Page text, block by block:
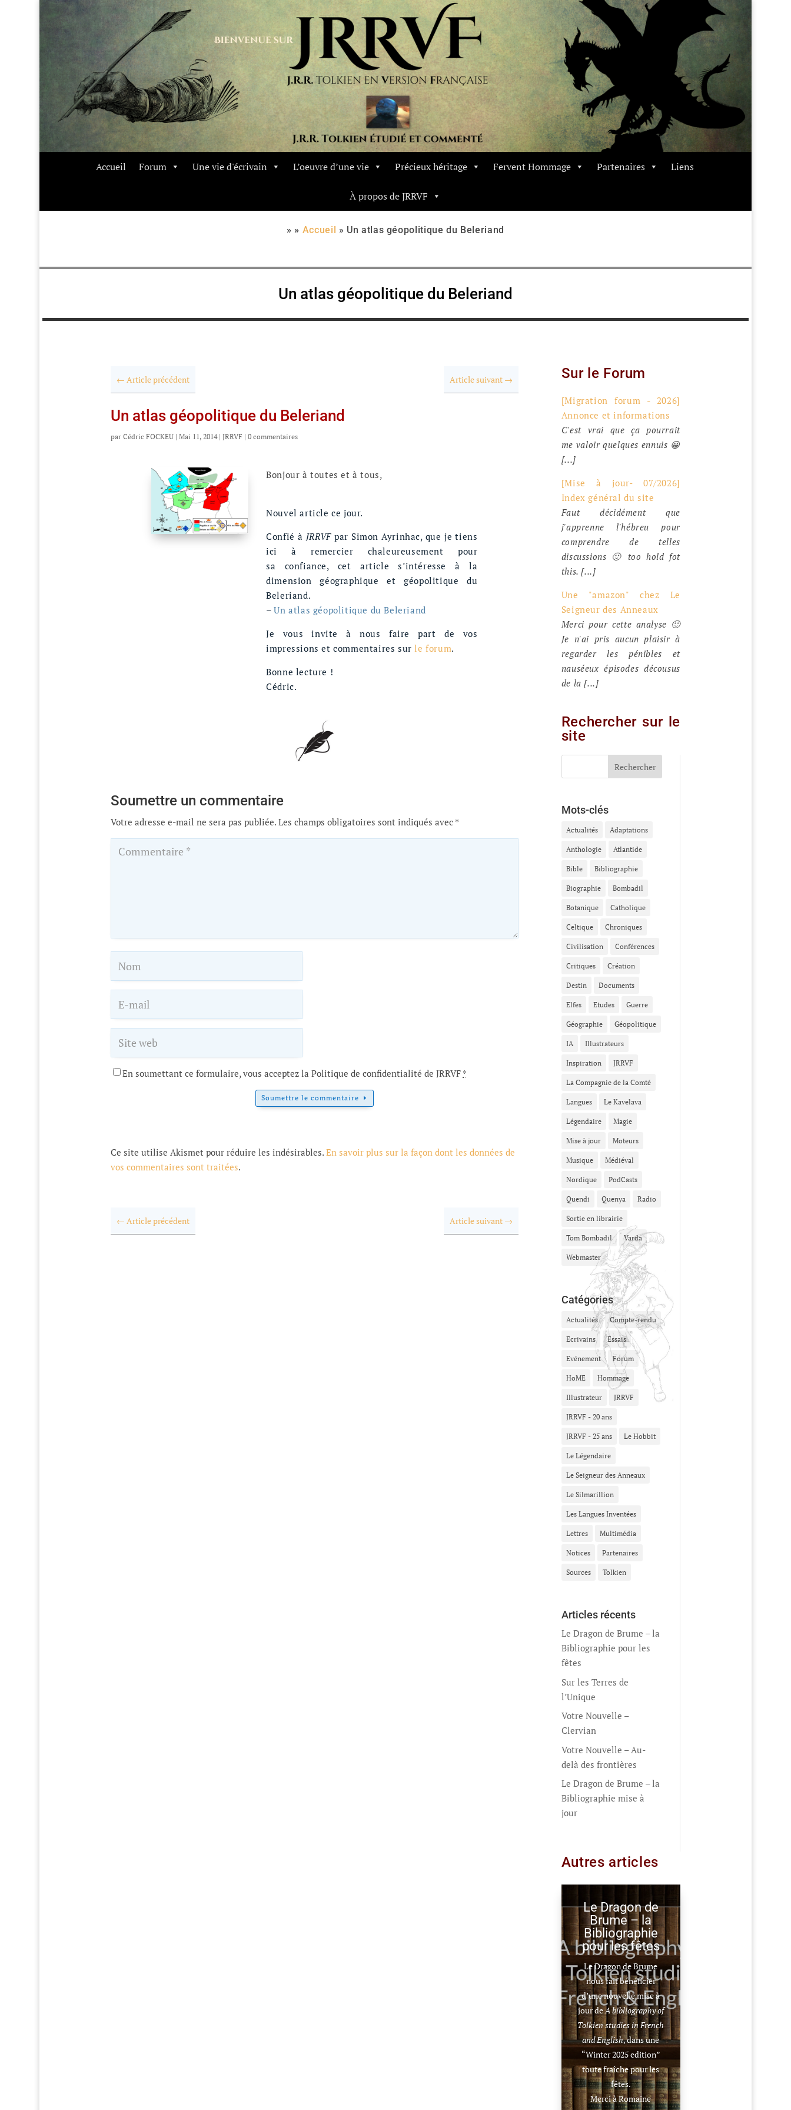
Accueil Forum Une vie d'écrivain L’oeuvre d’une vie Précieux héritage Fervent Hommage Partenaires Liens
À propos de JRRVF
» » Accueil » Un atlas géopolitique du Beleriand
Un atlas géopolitique du Beleriand
← Article précédent Article suivant→
Un atlas géopolitique du Beleriand
parCédric FOCKEU |Mai 11, 2014|JRRVF |0 commentaires
Bonjour à toutes et à tous,
Nouvel article ce jour.
Confié à JRRVFpar Simon Ayrinhac, que je tiens
ici à remercier chaleureusement pour
sa confiance, cet article s’intéresse à la
dimension géographique et géopolitique du
Beleriand.
–Un atlas géopolitique du Beleriand
Je vous invite à nous faire part de vos
impressions et commentaires surle forum.
Bonne lecture !
Cédric.
Soumettre un commentaire
Votre adresse e-mail ne sera pas publiée. Les champs obligatoires sont indiqués avec *
En soumettant ce formulaire, vous acceptez la Politique de confidentialité de JRRVF *
Soumettre le commentaire
Ce site utilise Akismet pour réduire les indésirables.En savoir plus sur la façon dont les données de
vos commentaires sont traitées.
← Article précédent Article suivant→
Sur le Forum
[Migration forum - 2026]
Annonce et informations
C'est vrai que ça pourrait
me valoir quelques ennuis 😀
[...]
[Mise à jour- 07/2026]
Index général du site
Faut décidément que
j'apprenne l'hébreu pour
comprendre de telles
discussions 🙂 too hold fot
this. [...]
Une "amazon" chez Le
Seigneur des Anneaux
Merci pour cette analyse 🙂
Je n'ai pris aucun plaisir à
regarder les pénibles et
nauséeux épisodes décousus
de la [...]
Rechercher sur le
site
Mots-clés
Actualités Adaptations
Anthologie Atlantide
Bible Bibliographie
Biographie Bombadil
Botanique Catholique
Celtique Chroniques
Civilisation Conférences
Critiques Création
Destin Documents
Elfes Etudes Guerre
Géographie Géopolitique
IA Illustrateurs
Inspiration JRRVF
La Compagnie de la Comté
Langues Le Kavelava
Légendaire Magie
Mise à jour Moteurs
Musique Médiéval
Nordique PodCasts
Quendi Quenya Radio
Sortie en librairie
Tom Bombadil Varda
Webmaster
Catégories
Actualités Compte-rendu
Ecrivains Essais
Evénement Forum
HoME Hommage
Illustrateur JRRVF
JRRVF - 20 ans
JRRVF - 25 ans Le Hobbit
Le Légendaire
Le Seigneur des Anneaux
Le Silmarillion
Les Langues Inventées
Lettres Multimédia
Notices Partenaires
Sources Tolkien
Articles récents
Le Dragon de Brume – la
Bibliographie pour les
fêtes
Sur les Terres de
l’Unique
Votre Nouvelle –
Clervian
Votre Nouvelle – Au-
delà des frontières
Le Dragon de Brume – la
Bibliographie mise à
jour
Autres articles
Le Dragon de
Brume – la
Bibliographie
pour les fêtes
Le Dragon de Brume
nous fait bénéficier
d’une nouvelle mise à
jour deA bibliography of
Tolkien studies in French
and English, dans une
“Winter 2025 edition”
toute fraîche pour les
fêtes.
Merci à Romaine